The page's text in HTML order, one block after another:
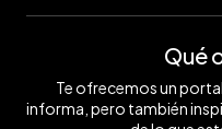
Qué
Te ofrecemos un
informa, pero también